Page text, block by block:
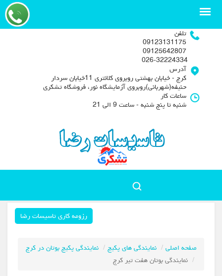
تلفن
09123131175
09125642807
آدرس
کرج - خیابان بهشتی روبروی کلانتری 11خیابان سردار
حنیفه(شهربانی)روبروی آزمایشگاه نور، فروشگاه تشکری
ساعات کار
شنبه تا پنج شنبه - ساعت 9 الی 21
رزومه کاری تاسیسات رضا
صفحه اصلی نمایندگی های پکیج
نمایندگی پکیج بوتان در کرج
نمایندگی بوتان هفت تیر کرج